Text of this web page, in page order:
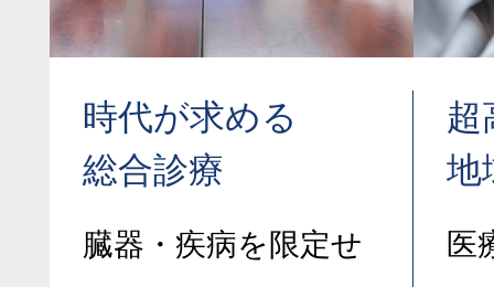
時代が求める
総合診療
臓器・疾病を限定せ
超
地
医